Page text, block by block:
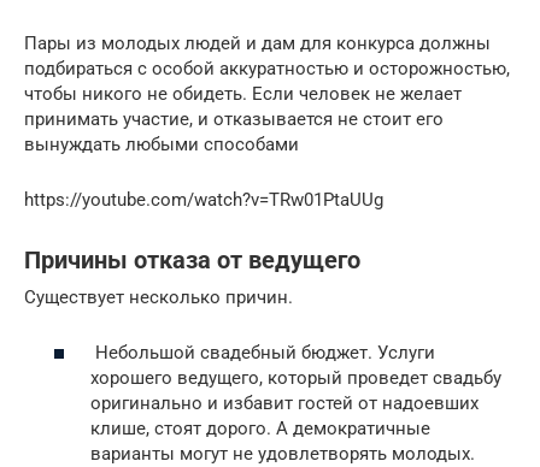
Пары из молодых людей и дам для конкурса должны
подбираться с особой аккуратностью и осторожностью,
чтобы никого не обидеть. Если человек не желает
принимать участие, и отказывается не стоит его
вынуждать любыми способами
https://youtube.com/watch?v=TRw01PtaUUg
Причины отказа от ведущего
Существует несколько причин.
Небольшой свадебный бюджет. Услуги
хорошего ведущего, который проведет свадьбу
оригинально и избавит гостей от надоевших
клише, стоят дорого. А демократичные
варианты могут не удовлетворять молодых.